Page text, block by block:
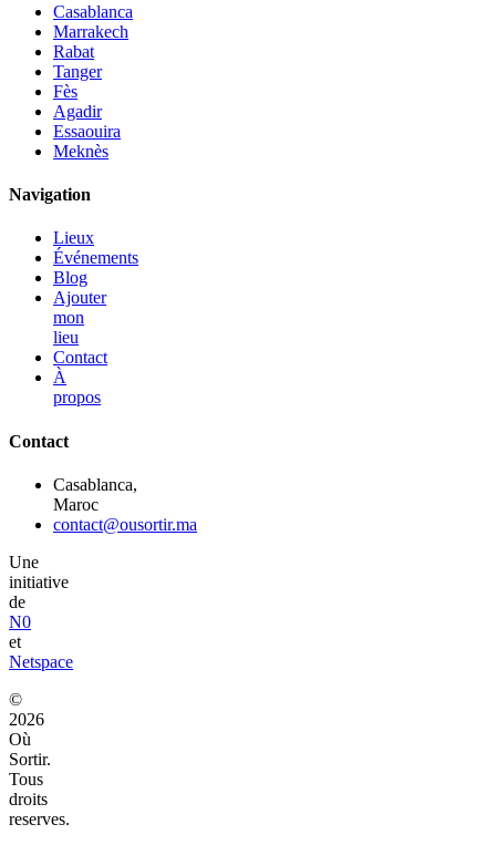
Casablanca
Marrakech
Rabat
Tanger
Fès
Agadir
Essaouira
Meknès
Navigation
Lieux
Événements
Blog
Ajouter
mon
lieu
Contact
À
propos
Contact
Casablanca,
Maroc
contact@ousortir.ma
Une
initiative
de
N0
et
Netspace
©
2026
Où
Sortir.
Tous
droits
reserves.